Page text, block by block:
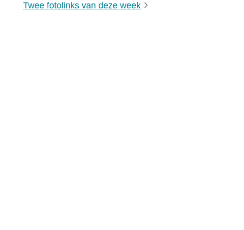
Twee fotolinks van deze week